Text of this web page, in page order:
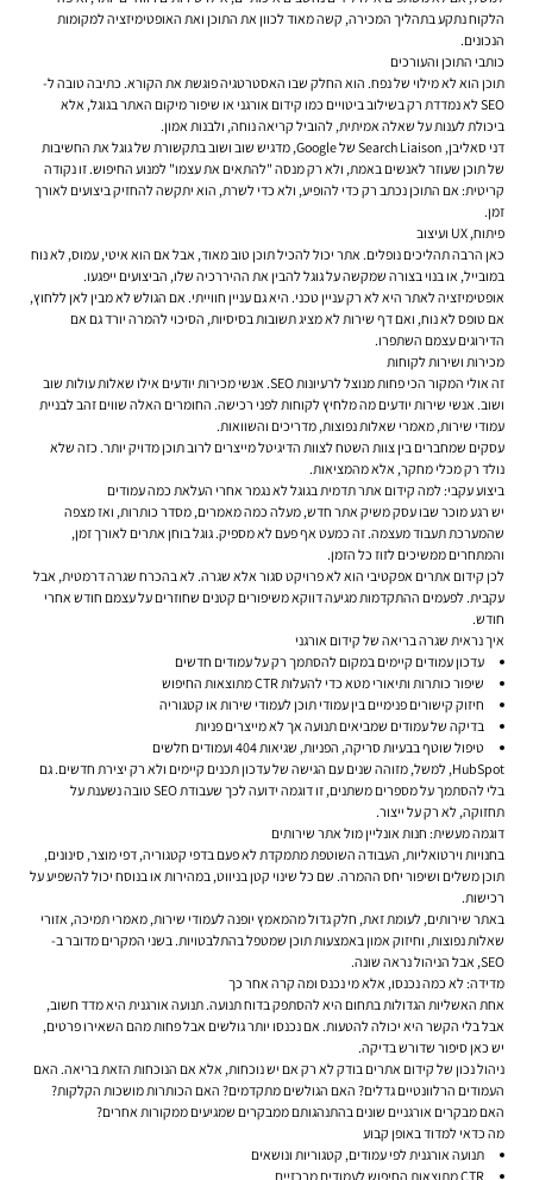
הלקוח נתקע בתהליך המכירה, קשה מאוד לכוון את התוכן ואת האופטימיזציה למקומות
הנכונים.
כותבי התוכן והעורכים
תוכן הוא לא מילוי של נפח. הוא החלק שבו האסטרטגיה פוגשת את הקורא. כתיבה טובה ל-
SEO לא נמדדת רק בשילוב ביטויים כמו קידום אורגני או שיפור מיקום האתר בגוגל, אלא
ביכולת לענות על שאלה אמיתית, להוביל קריאה נוחה, ולבנות אמון.
דני סאליבן, Search Liaison של Google, מדגיש שוב ושוב בתקשורת של גוגל את החשיבות
של תוכן שעוזר לאנשים באמת, ולא רק מנסה "להתאים את עצמו" למנוע החיפוש. זו נקודה
קריטית: אם התוכן נכתב רק כדי להופיע, ולא כדי לשרת, הוא יתקשה להחזיק ביצועים לאורך
זמן.
פיתוח, UX ועיצוב
כאן הרבה תהליכים נופלים. אתר יכול להכיל תוכן טוב מאוד, אבל אם הוא איטי, עמוס, לא נוח
במובייל, או בנוי בצורה שמקשה על גוגל להבין את ההיררכיה שלו, הביצועים ייפגעו.
אופטימיזציה לאתר היא לא רק עניין טכני. היא גם עניין חווייתי. אם הגולש לא מבין לאן ללחוץ,
אם טופס לא נוח, ואם דף שירות לא מציג תשובות בסיסיות, הסיכוי להמרה יורד גם אם
הדירוגים עצמם השתפרו.
מכירות ושירות לקוחות
זה אולי המקור הכי פחות מנוצל לרעיונות SEO. אנשי מכירות יודעים אילו שאלות עולות שוב
ושוב. אנשי שירות יודעים מה מלחיץ לקוחות לפני רכישה. החומרים האלה שווים זהב לבניית
עמודי שירות, מאמרי שאלות נפוצות, מדריכים והשוואות.
עסקים שמחברים בין צוות השטח לצוות הדיגיטל מייצרים לרוב תוכן מדויק יותר. כזה שלא
נולד רק מכלי מחקר, אלא מהמציאות.
ביצוע עקבי: למה קידום אתר תדמית בגוגל לא נגמר אחרי העלאת כמה עמודים
יש רגע מוכר שבו עסק משיק אתר חדש, מעלה כמה מאמרים, מסדר כותרות, ואז מצפה
שהמערכת תעבוד מעצמה. זה כמעט אף פעם לא מספיק. גוגל בוחן אתרים לאורך זמן,
והמתחרים ממשיכים לזוז כל הזמן.
לכן קידום אתרים אפקטיבי הוא לא פרויקט סגור אלא שגרה. לא בהכרח שגרה דרמטית, אבל
עקבית. לפעמים ההתקדמות מגיעה דווקא משיפורים קטנים שחוזרים על עצמם חודש אחרי
חודש.
איך נראית שגרה בריאה של קידום אורגני
עדכון עמודים קיימים במקום להסתמך רק על עמודים חדשים
שיפור כותרות ותיאורי מטא כדי להעלות CTR מתוצאות החיפוש
חיזוק קישורים פנימיים בין עמודי תוכן לעמודי שירות או קטגוריה
בדיקה של עמודים שמביאים תנועה אך לא מייצרים פניות
טיפול שוטף בבעיות סריקה, הפניות, שגיאות 404 ועמודים חלשים
HubSpot, למשל, מזוהה שנים עם הגישה של עדכון תכנים קיימים ולא רק יצירת חדשים. גם
בלי להסתמך על מספרים משתנים, זו דוגמה ידועה לכך שעבודת SEO טובה נשענת על
תחזוקה, לא רק על ייצור.
דוגמה מעשית: חנות אונליין מול אתר שירותים
בחנויות וירטואליות, העבודה השוטפת מתמקדת לא פעם בדפי קטגוריה, דפי מוצר, סינונים,
תוכן משלים ושיפור יחס ההמרה. שם כל שינוי קטן בניווט, במהירות או בנוסח יכול להשפיע על
רכישות.
באתר שירותים, לעומת זאת, חלק גדול מהמאמץ יופנה לעמודי שירות, מאמרי תמיכה, אזורי
שאלות נפוצות, וחיזוק אמון באמצעות תוכן שמטפל בהתלבטויות. בשני המקרים מדובר ב-
SEO, אבל הניהול נראה שונה.
מדידה: לא כמה נכנסו, אלא מי נכנס ומה קרה אחר כך
אחת האשליות הגדולות בתחום היא להסתפק בדוח תנועה. תנועה אורגנית היא מדד חשוב,
אבל בלי הקשר היא יכולה להטעות. אם נכנסו יותר גולשים אבל פחות מהם השאירו פרטים,
יש כאן סיפור שדורש בדיקה.
ניהול נכון של קידום אתרים בודק לא רק אם יש נוכחות, אלא אם הנוכחות הזאת בריאה. האם
העמודים הרלוונטיים גדלים? האם הגולשים מתקדמים? האם הכותרות מושכות הקלקות?
האם מבקרים אורגניים שונים בהתנהגותם ממבקרים שמגיעים ממקורות אחרים?
מה כדאי למדוד באופן קבוע
תנועה אורגנית לפי עמודים, קטגוריות ונושאים
CTR מתוצאות החיפוש לעמודים מרכזיים